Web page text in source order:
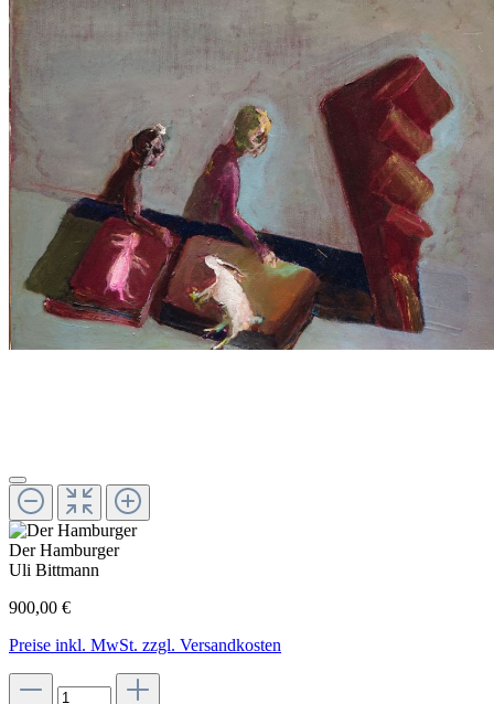
Der Hamburger
Uli Bittmann
900,00 €
Preise inkl. MwSt. zzgl. Versandkosten